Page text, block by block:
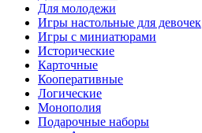
Для молодежи
Игры настольные для девочек
Игры с миниатюрами
Исторические
Карточные
Кооперативные
Логические
Монополия
Подарочные наборы